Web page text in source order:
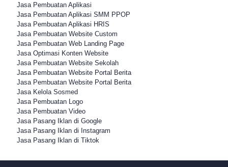
Jasa Pembuatan Aplikasi
Jasa Pembuatan Aplikasi SMM PPOP
Jasa Pembuatan Aplikasi HRIS
Jasa Pembuatan Website Custom
Jasa Pembuatan Web Landing Page
Jasa Optimasi Konten Website
Jasa Pembuatan Website Sekolah
Jasa Pembuatan Website Portal Berita
Jasa Pembuatan Website Portal Berita
Jasa Kelola Sosmed
Jasa Pembuatan Logo
Jasa Pembuatan Video
Jasa Pasang Iklan di Google
Jasa Pasang Iklan di Instagram
Jasa Pasang Iklan di Tiktok